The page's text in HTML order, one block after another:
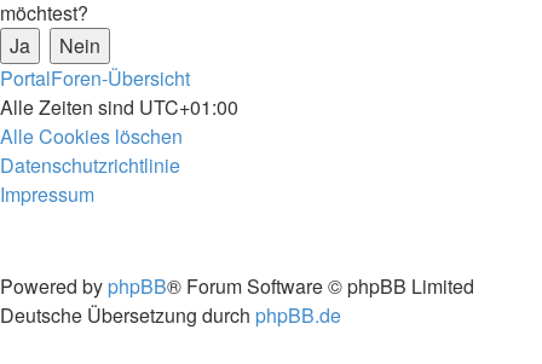
möchtest?
PortalForen-Übersicht
Alle Zeiten sind UTC+01:00
Alle Cookies löschen
Datenschutzrichtlinie
Impressum
Powered by phpBB® Forum Software © phpBB Limited
Deutsche Übersetzung durch phpBB.de